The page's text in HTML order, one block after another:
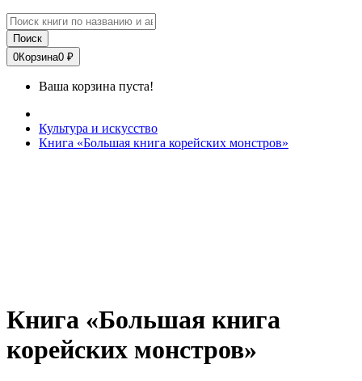
Поиск
0Корзина0 ₽
Ваша корзина пуста!
Культура и искусство
Книга «Большая книга корейских монстров»
Книга «Большая книга
корейских монстров»